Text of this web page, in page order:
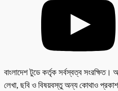
বাংলাদেশ টুডে কর্তৃক সর্বস্বত্ব
লেখা, ছবি ও বিষয়বস্তু অন্য কোথাও